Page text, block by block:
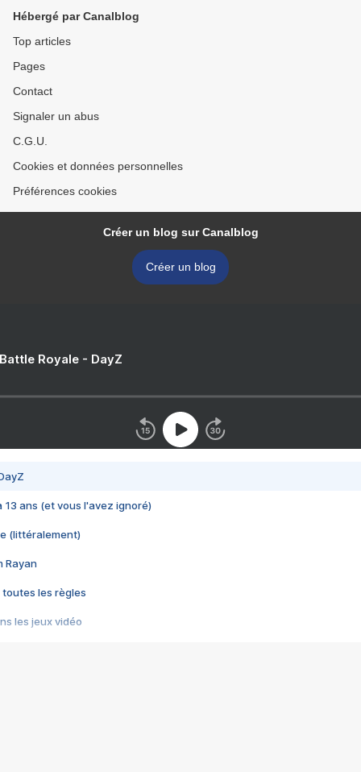
Hébergé par Canalblog
Top articles
Pages
Contact
Signaler un abus
C.G.U.
Cookies et données personnelles
Préférences cookies
Créer un blog sur Canalblog
Créer un blog
Royale - DayZ
13 ans (et vous l'avez ignoré)
(littéralement)
Rayan
toutes les règles
les jeux vidéo